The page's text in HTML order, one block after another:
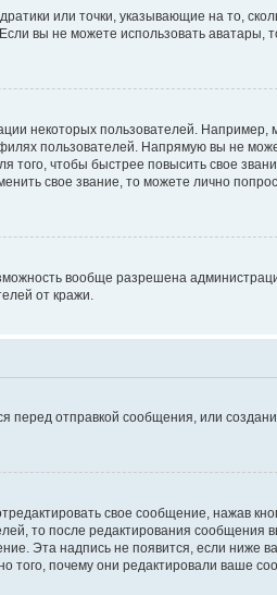
или точки, указывающие на то,
вы не можете использовать аватары,
некоторых пользователей. Например,
пользователей. Напрямую вы не
того, чтобы быстрее повысить свое
свое звание, то можете лично
вообще разрешена
от кражи.
перед отправкой сообщения, или
свое сообщение, нажав
то после редактирования сообщения
Эта надпись не появится, если ниже
того, почему они редактировали ваше